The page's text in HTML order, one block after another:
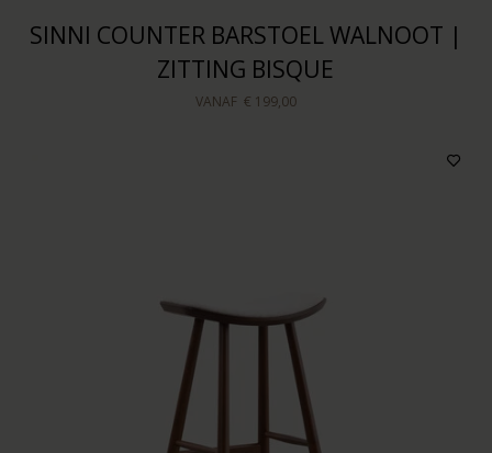
SINNI COUNTER BARSTOEL WALNOOT |
ZITTING BISQUE
VANAF € 199,00